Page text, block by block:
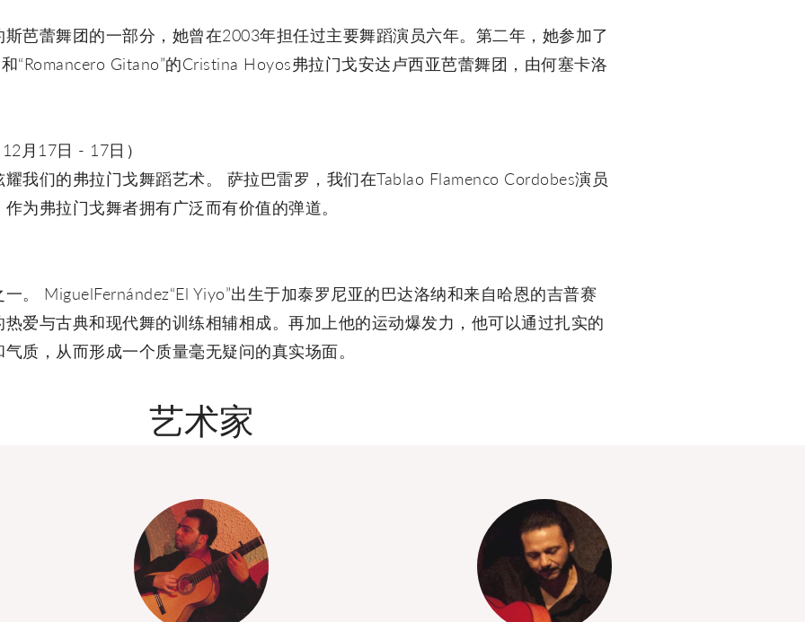
芭蕾舞团的一部分，她曾在2003年担任过主要舞蹈演员六年。第二年，她参加了
“Romancero Gitano”的Cristina Hoyos弗拉门戈安达卢西亚芭蕾舞团，由何塞卡洛
月17日 - 17日）
我们的弗拉门戈舞蹈艺术。 萨拉巴雷罗，我们在Tablao Flamenco Cordobes演员
为弗拉门戈舞者拥有广泛而有价值的弹道。
。 MiguelFernández“El Yiyo”出生于加泰罗尼亚的巴达洛纳和来自哈恩的吉普赛
爱与古典和现代舞的训练相辅相成。再加上他的运动爆发力，他可以通过扎实的
质，从而形成一个质量毫无疑问的真实场面。
艺术家